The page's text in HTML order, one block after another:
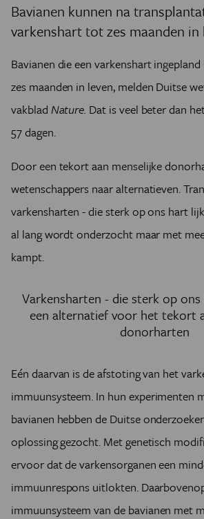
Bavianen kunnen na
varkenshart tot zes maanden in
Bavianen die een varkenshart
zes maanden in leven, melden Duitse
vakblad Nature. Dat is veel beter dan
57 dagen.
Door een tekort aan menselijke
wetenschappers naar alternatieven.
varkensharten - die sterk op ons hart
al lang wordt onderzocht maar met
kampt.
Varkensharten - die sterk op
een alternatief voor het tekort
donorharten
Eén daarvan is de afstoting van het
immuunsysteem. In hun experimenten
bavianen hebben de Duitse
oplossing gezocht. Met genetisch
ervoor dat de varkensorganen een
immuunrespons uitlokten.
immuunsysteem van de bavianen met